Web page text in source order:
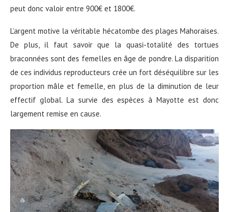
peut donc valoir entre 900€ et 1800€.
L’argent motive la véritable hécatombe des plages Mahoraises.
De plus, il faut savoir que la quasi-totalité des tortues
braconnées sont des femelles en âge de pondre. La disparition
de ces individus reproducteurs crée un fort déséquilibre sur les
proportion mâle et femelle, en plus de la diminution de leur
effectif global. La survie des espèces à Mayotte est donc
largement remise en cause.